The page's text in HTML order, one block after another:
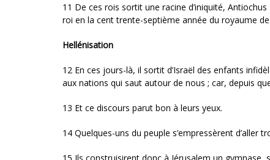
11 De ces rois sortit une racine d’iniquité,
roi en la cent trente-septième année du royaume
Hellénisation
12 En ces jours-là, il sortit d’Israël des enfants
aux nations qui saut autour de nous ; car, depuis
13 Et ce discours parut bon à leurs yeux.
14 Quelques-uns du peuple s’empressèrent